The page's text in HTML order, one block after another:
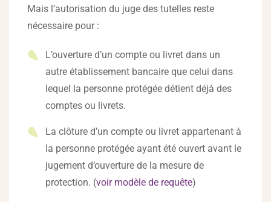
Mais l’autorisation du juge des tutelles reste
nécessaire pour :
L’ouverture d’un compte ou livret dans un
autre établissement bancaire que celui dans
lequel la personne protégée détient déjà des
comptes ou livrets.
La clôture d’un compte ou livret appartenant à
la personne protégée ayant été ouvert avant le
jugement d’ouverture de la mesure de
protection. (voir modèle de requête)